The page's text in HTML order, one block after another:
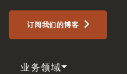
订阅我们的博客
业务领域